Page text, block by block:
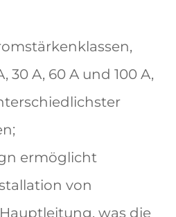
30 A, 60 A und 100 A,
ermöglicht
von
was die